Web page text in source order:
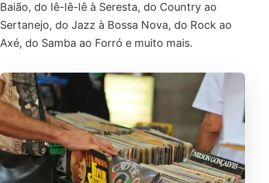
Baião, do Iê-Iê-Iê à Seresta, do Country ao
Sertanejo, do Jazz à Bossa Nova, do Rock ao
Axé, do Samba ao Forró e muito mais.